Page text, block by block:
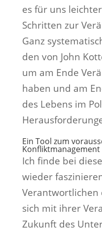
es für uns
Schritten zur
Ganz
den von John
um am Ende
haben und am
des Lebens im
Ein Tool zum
Konfliktmanagement
Ich finde bei
wieder
Verantwortlichen
sich mit ihrer
Zukunft des